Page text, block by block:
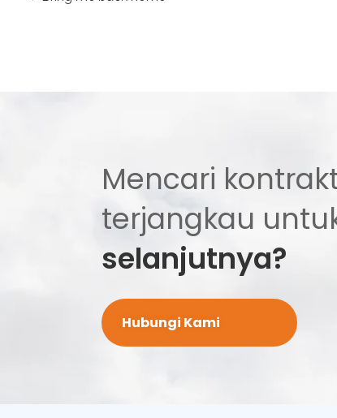
Mencari
terjangkau
selanjutnya?
Hubungi Kami